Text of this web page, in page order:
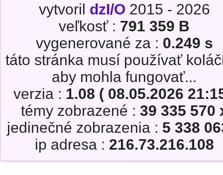
vytvoril dzI/O 2015 - 2026
veľkosť : 791 359 B
vygenerované za : 0.249 s
táto stránka musí používať
aby mohla fungovať...
verzia : 1.08 ( 08.05.2026
témy zobrazené : 39 335 570
jedinečné zobrazenia : 5 338
ip adresa : 216.73.216.108